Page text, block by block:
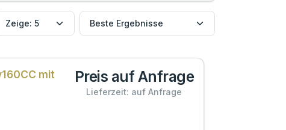
mit
Preis auf Anfrage
Lieferzeit: auf Anfrage